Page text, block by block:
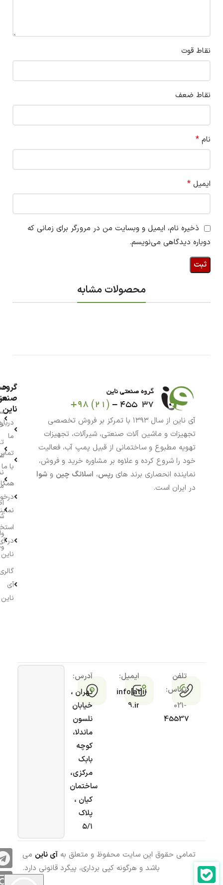
نقاط قوت
نقاط ضعف
نام *
ایمیل *
ذخیره نام، ایمیل و وبسایت من در مرورگر برای زمانی که
دوباره دیدگاهی می‌نویسم.
محصولات مشابه
آی ناین از سال ۱۳۹۳ با تمرکز بر فروش تخصصی
تجهیزات و ماشین آلات صنعتی، شیرآلات، تجهیزات
تهویه مطبوع و ساختمانی از قبیل پمپ آب، فعالیت
خود را شروع کرده و علاوه بر مشاوره خرید و فروش،
نماینده انحصاری برند های رپس، اسلانگ چین و شوا
در ایران است.
گروه
ناین
ما
با ما
در
ناین
آی
ناین
تلفن
تماس:
021-
45537
ایمیل:
info[at]i-
9.ir
آدرس:
تهران ،
خیابان
نلسون
ماندلا،
کوچه
بابک
مرکزی،
ساختمان
کیان ،
پلاک
۵/۱
تمامی حقوق این سایت محفوظ و متعلق به آی ناین می
باشد و هرگونه کپی برداری، پیگرد قانونی دارد.